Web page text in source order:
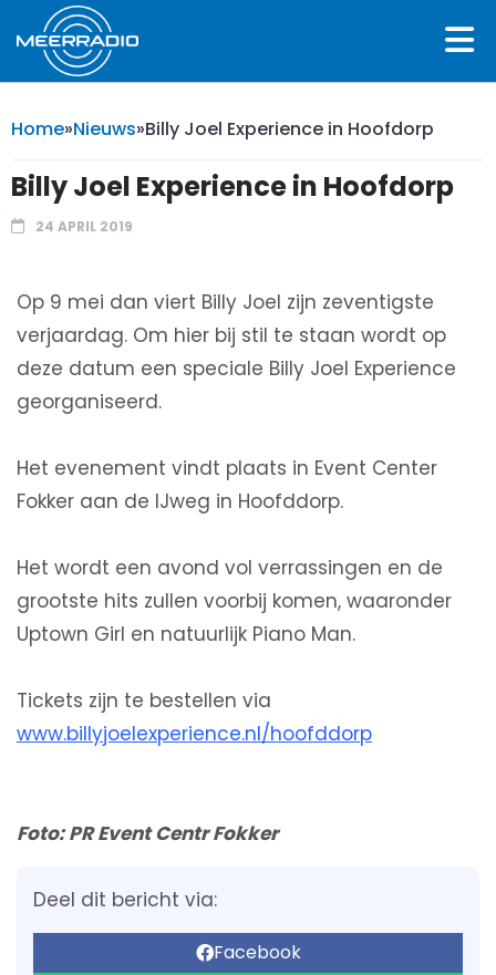
Home»Nieuws»Billy Joel Experience in Hoofdorp
Billy Joel Experience in Hoofdorp
24 APRIL 2019
Op 9 mei dan viert Billy Joel zijn zeventigste
verjaardag. Om hier bij stil te staan wordt op
deze datum een speciale Billy Joel Experience
georganiseerd.
Het evenement vindt plaats in Event Center
Fokker aan de IJweg in Hoofddorp.
Het wordt een avond vol verrassingen en de
grootste hits zullen voorbij komen, waaronder
Uptown Girl en natuurlijk Piano Man.
Tickets zijn te bestellen via
www.billyjoelexperience.nl/hoofddorp
Foto: PR Event Centr Fokker
Deel dit bericht via:
Facebook